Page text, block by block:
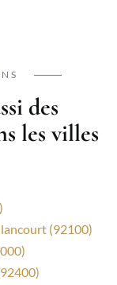
des
les villes
(92100)